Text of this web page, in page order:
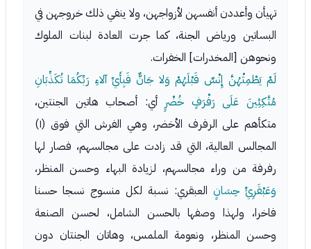
تهيأن وأعددن أنفسهن لأزواجهن، ولا ينفي ذلك خروجهن في
البساتين ورياض الجنة، كما جرت العادة لبنات الملوك
ونحوهن [المخدرات] الخفرات.
لَمْ يَطْمِثْهُنَّ إِنْسٌ قَبْلَهُمْ وَلا جَانٌّ فَبِأَيِّ آلاءِ رَبِّكُمَا تُكَذِّبَانِ
مُتَّكِئِينَ عَلَى رَفْرَفٍ خُضْرٍ أي: أصحاب هاتين الجنتين،
متكأهم على الرفرف الأخضر، وهي الفرش التي فوق (١)
المجالس العالية، التي قد زادت على مجالسهم، فصار لها
رفرفة من وراء مجالسهم، لزيادة البهاء وحسن المنظر،
وَعَبْقَرِيٍّ حِسَانٍ العبقري: نسبة لكل منسوج نسجا حسنا
فاخرا، ولهذا وصفها بالحسن الشامل، لحسن الصنعة
وحسن المنظر، ونعومة الملمس، وهاتان الجنتان دون